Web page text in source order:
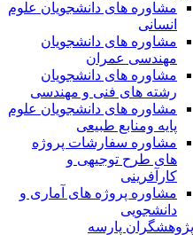
مشاوره های دانشجویان علوم
انسانی
مشاوره های دانشجویان
مهندسی عمران
مشاوره های دانشجویان
رشته های فنی و مهندسی
مشاوره های دانشجویان علوم
پایه ومنابع طبیعی
مشاوره سفارشات پروژه
های طرح توجیهی و
کارآفرینی
مشاوره پروژه های آماری و
دانشجویی
پارسه